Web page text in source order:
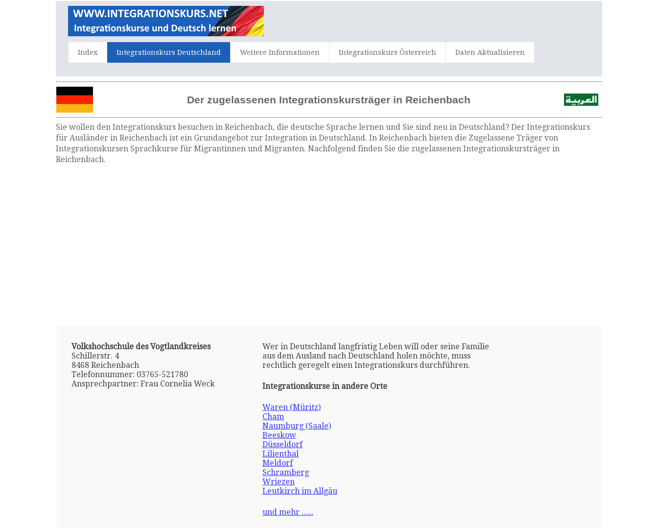
Index Integrationskurs Deutschland Weitere Informationen Integrationskurs Österreich Daten Aktualisieren
Der zugelassenen Integrationskursträger in Reichenbach
Sie wollen den Integrationskurs besuchen in Reichenbach, die deutsche Sprache lernen und Sie sind neu in Deutschland? Der Integrationskurs
für Ausländer in Reichenbach ist ein Grundangebot zur Integration in Deutschland. In Reichenbach bieten die Zugelassene Träger von
Integrationskursen Sprachkurse für Migrantinnen und Migranten. Nachfolgend finden Sie die zugelassenen Integrationskursträger in
Reichenbach.
Volkshochschule des Vogtlandkreises
Schillerstr. 4
8468 Reichenbach
Telefonnummer: 03765-521780
Ansprechpartner: Frau Cornelia Weck
Wer in Deutschland langfristig Leben will oder seine Familie
aus dem Ausland nach Deutschland holen möchte, muss
rechtlich geregelt einen Integrationskurs durchführen.
Integrationskurse in andere Orte
Waren (Müritz)
Cham
Naumburg (Saale)
Beeskow
Düsseldorf
Lilienthal
Meldorf
Schramberg
Wriezen
Leutkirch im Allgäu
und mehr ......